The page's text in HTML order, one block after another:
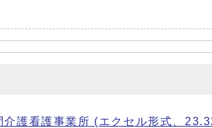
護看護事業所 (エクセル形式、